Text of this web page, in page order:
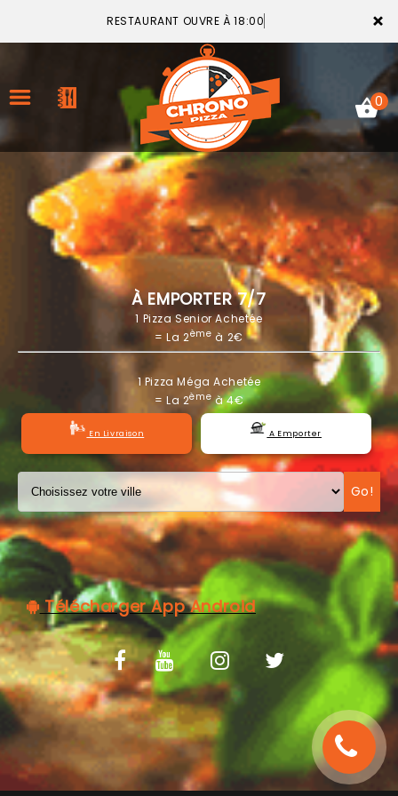
×
RESTAURANT OUVRE À 18:00
ACCUEIL
LA CARTE
VOTRE COMPTE
NOTRE RESTAURANT
VOS AVIS
MENTIONS LÉGALES
0
À EMPORTER 7/7
1 Pizza Senior Achetée
= La 2ème à 2€
1 Pizza Méga Achetée
= La 2èmeà 4€
En Livraison A Emporter
Go!
Télécharger App Android